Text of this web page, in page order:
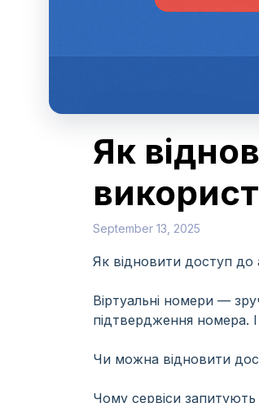
Як
September 13, 2025
Як відновити доступ
Віртуальні номери —
підтвердження номера.
Чи можна відновити
Чому сервіси